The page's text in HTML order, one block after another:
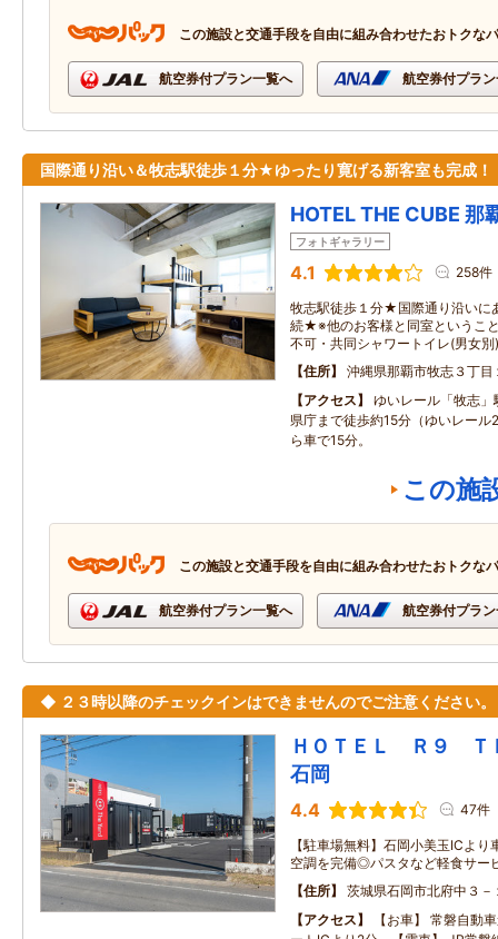
この施設と交通手段を自由に組み合わせたおトクな
航空券付プラン一覧へ 航空券付プラ
国際通り沿い＆牧志駅徒歩１分★ゆったり寛げる新客室も完成！
HOTEL THE CUBE 那
フォトギャラリー
4.1 258件
牧志駅徒歩１分★国際通り沿いに
続★※他のお客様と同室というこ
不可・共同シャワートイレ(男女別)
住所
沖縄県那覇市牧志３丁目
アクセス
ゆいレール「牧志
県庁まで徒歩約15分（ゆいレール
ら車で15分。
この施
この施設と交通手段を自由に組み合わせたおトクな
航空券付プラン一覧へ 航空券付プラ
◆ ２３時以降のチェックインはできませんのでご注意ください。
ＨＯＴＥＬ Ｒ９
石岡
4.4 47件
【駐車場無料】石岡小美玉ICよ
空調を完備◎パスタなど軽食サー
住所
茨城県石岡市北府中３－
アクセス
【お車】 常磐自動